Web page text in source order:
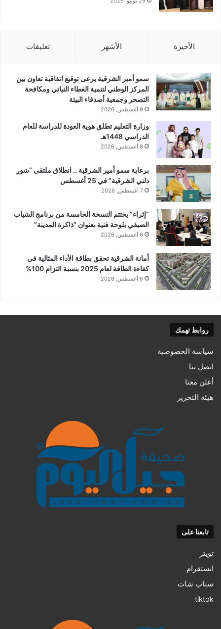
الأخيرة الأشهر تعليقات
سمو أمير الشرقية يرعى توقيع اتفاقية تعاون بين
المركز الوطني لتنمية الغطاء النباتي ومكافحة
التصحر وجمعية أصدقاء البيئة
9 أغسطس, 2026
وزارة التعليم تطلق هوية العودة للدراسة للعام
الدراسي 1448هـ
8 أغسطس, 2026
برعاية سمو أمير الشرقية .. انطلاق ملتقى “شور
دلني الشرقية” في 25 أغسطس
7 أغسطس, 2026
“إثراء” يختتم النسخة الخامسة من برنامج الشباب
الصيفي بلوحة فنية بعنوان “ذاكرة المدينة”
6 أغسطس, 2026
أمانة الشرقية تحقق بطاقة الأداء المثالية في
كفاءة الطاقة لعام 2025 بنسبة التزام 100%
6 أغسطس, 2026
روابط تهمك
سياسة الخصوصية
اتصل بنا
أعلن معنا
هيئة التحرير
تابعنا على
تويتر
انستقرام
سناب شات
tiktok